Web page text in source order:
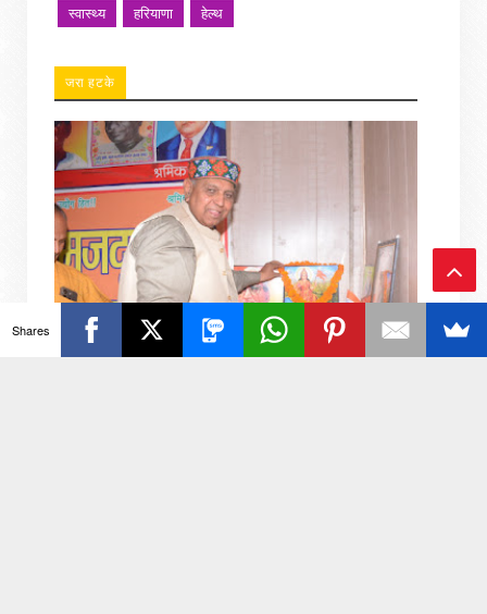
स्वास्थ्य
हरियाणा हेल्थ
जरा हटके
Ba
ck
Shares